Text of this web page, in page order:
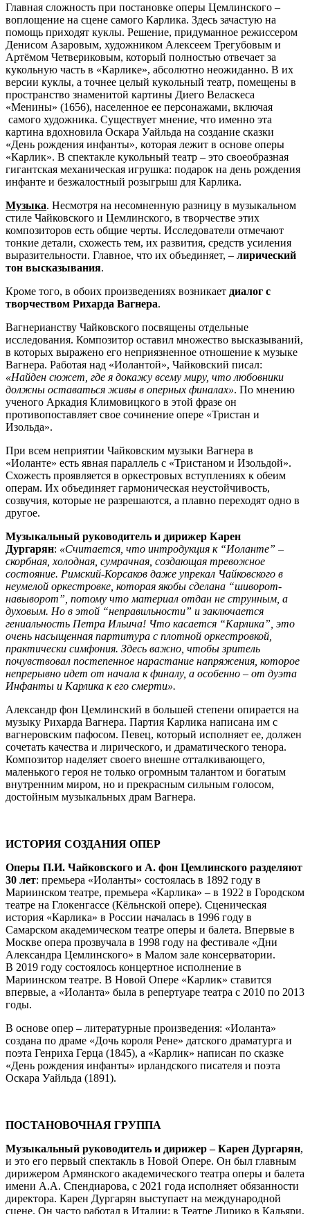
Главная сложность при постановке оперы Цемлинского –
воплощение на сцене самого Карлика. Здесь зачастую на
помощь приходят куклы. Решение, придуманное режиссером
Денисом Азаровым, художником Алексеем Трегубовым и
Артёмом Четвериковым, который полностью отвечает за
кукольную часть в «Карлике», абсолютно неожиданно. В их
версии куклы, а точнее целый кукольный театр, помещены в
пространство знаменитой картины Диего Веласкеса
«Менины» (1656), населенное ее персонажами, включая
самого художника. Существует мнение, что именно эта
картина вдохновила Оскара Уайльда на создание сказки
«День рождения инфанты», которая лежит в основе оперы
«Карлик». В спектакле кукольный театр – это своеобразная
гигантская механическая игрушка: подарок на день рождения
инфанте и безжалостный розыгрыш для Карлика.
Музыка. Несмотря на несомненную разницу в музыкальном
стиле Чайковского и Цемлинского, в творчестве этих
композиторов есть общие черты. Исследователи отмечают
тонкие детали, схожесть тем, их развития, средств усиления
выразительности. Главное, что их объединяет, – лирический
тон высказывания.
Кроме того, в обоих произведениях возникает диалог с
творчеством Рихарда Вагнера.
Вагнерианству Чайковского посвящены отдельные
исследования. Композитор оставил множество высказываний,
в которых выражено его неприязненное отношение к музыке
Вагнера. Работая над «Иолантой», Чайковский писал:
«Найден сюжет, где я докажу всему миру, что любовники
должны оставаться живы в оперных финалах». По мнению
ученого Аркадия Климовицкого в этой фразе он
противопоставляет свое сочинение опере «Тристан и
Изольда».
При всем неприятии Чайковским музыки Вагнера в
«Иоланте» есть явная параллель с «Тристаном и Изольдой».
Схожесть проявляется в оркестровых вступлениях к обеим
операм. Их объединяет гармоническая неустойчивость,
созвучия, которые не разрешаются, а плавно переходят одно в
другое.
Музыкальный руководитель и дирижер Карен
Дургарян: «Считается, что интродукция к “Иоланте” –
скорбная, холодная, сумрачная, создающая тревожное
состояние. Римский-Корсаков даже упрекал Чайковского в
неумелой оркестровке, которая якобы сделана “шиворот-
навыворот”, потому что материал отдан не струнным, а
духовым. Но в этой “неправильности” и заключается
гениальность Петра Ильича! Что касается “Карлика”, это
очень насыщенная партитура с плотной оркестровкой,
практически симфония. Здесь важно, чтобы зритель
почувствовал постепенное нарастание напряжения, которое
непрерывно идет от начала к финалу, а особенно – от дуэта
Инфанты и Карлика к его смерти».
Александр фон Цемлинский в большей степени опирается на
музыку Рихарда Вагнера. Партия Карлика написана им с
вагнеровским пафосом. Певец, который исполняет ее, должен
сочетать качества и лирического, и драматического тенора.
Композитор наделяет своего внешне отталкивающего,
маленького героя не только огромным талантом и богатым
внутренним миром, но и прекрасным сильным голосом,
достойным музыкальных драм Вагнера.
ИСТОРИЯ СОЗДАНИЯ ОПЕР
Оперы П.И. Чайковского и А. фон Цемлинского разделяют
30 лет: премьера «Иоланты» состоялась в 1892 году в
Мариинском театре, премьера «Карлика» – в 1922 в Городском
театре на Глокенгассе (Кёльнcкой опере). Сценическая
история «Карлика» в России началась в 1996 году в
Самарском академическом театре оперы и балета. Впервые в
Москве опера прозвучала в 1998 году на фестивале «Дни
Александра Цемлинского» в Малом зале консерватории.
В 2019 году состоялось концертное исполнение в
Мариинском театре. В Новой Опере «Карлик» ставится
впервые, а «Иоланта» была в репертуаре театра с 2010 по 2013
годы.
В основе опер – литературные произведения: «Иоланта»
создана по драме «Дочь короля Рене» датского драматурга и
поэта Генриха Герца (1845), а «Карлик» написан по сказке
«День рождения инфанты» ирландского писателя и поэта
Оскара Уайльда (1891).
ПОСТАНОВОЧНАЯ ГРУППА
Музыкальный руководитель и дирижер – Карен Дургарян,
и это его первый спектакль в Новой Опере. Он был главным
дирижером Армянского академического театра оперы и балета
имени А.А. Спендиарова, с 2021 года исполняет обязанности
директора. Карен Дургарян выступает на международной
сцене. Он часто работал в Италии: в Театре Лирико в Кальяри,